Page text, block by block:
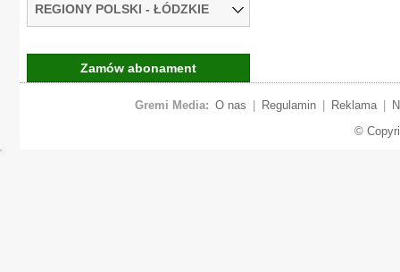
REGIONY POLSKI - ŁÓDZKIE
Zamów abonament
Gremi Media: O nas Regulamin Reklama
©